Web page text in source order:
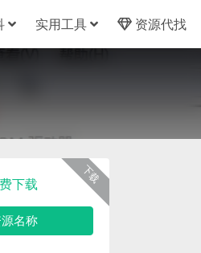
实用工具 资源代找
下载
下载
源名称